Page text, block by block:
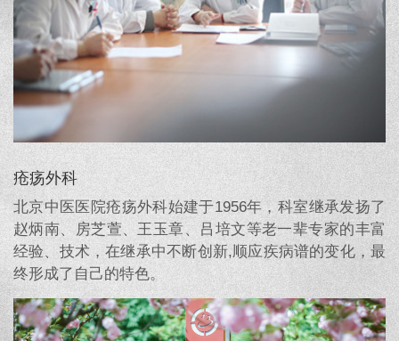
疮疡外科
北京中医医院疮疡外科始建于1956年，科室继承发扬了
赵炳南、房芝萱、王玉章、吕培文等老一辈专家的丰富
经验、技术，在继承中不断创新,顺应疾病谱的变化，最
终形成了自己的特色。